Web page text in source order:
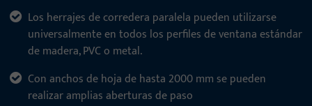
Los herrajes de corredera paralela pueden utilizarse
universalmente en todos los perfiles de ventana estándar
de madera, PVC o metal.
Con anchos de hoja de hasta 2000 mm se pueden
realizar amplias aberturas de paso